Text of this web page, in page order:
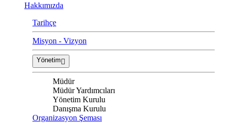
Hakkımızda
Tarihçe
Misyon - Vizyon
Yönetim
Müdür
Müdür Yardımcıları
Yönetim Kurulu
Danışma Kurulu
Organizasyon Şeması